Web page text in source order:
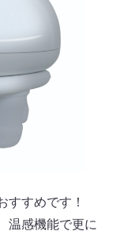
すすめです！
温感機能で更に